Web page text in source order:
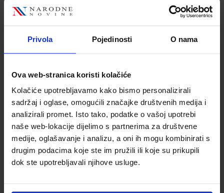
Privola Pojedinosti O nama
Ova web-stranica koristi kolačiće
Kolačiće upotrebljavamo kako bismo personalizirali
sadržaj i oglase, omogućili značajke društvenih medija i
analizirali promet. Isto tako, podatke o vašoj upotrebi
naše web-lokacije dijelimo s partnerima za društvene
medije, oglašavanje i analizu, a oni ih mogu kombinirati s
drugim podacima koje ste im pružili ili koje su prikupili
dok ste upotrebljavali njihove usluge.
Udžbenik Omot
MOJ SRETNI BROJ 2; nastavni listići za matematiku u
Autor(i):
Sanja Jakovljević Rogić Dubravka Miklec Graciella Prtajin
7059-DOM3
SKU:567074 CIJENA:9,50 €
ŠIFRA OMOTA: